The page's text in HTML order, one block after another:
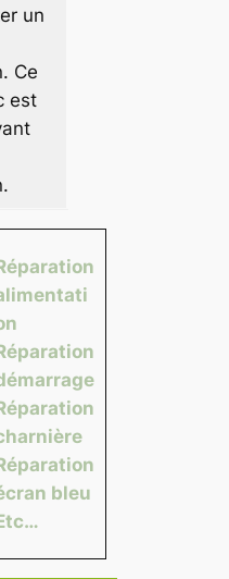
un
Ce
est
bleu